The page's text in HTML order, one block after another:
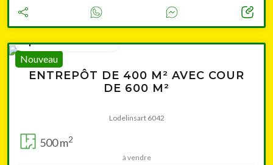
Nouveau
à partir de 245 000 €
ENTREPÔT DE 400 M² AVEC COUR
DE 600 M²
Lodelinsart 6042
500 m2
à vendre